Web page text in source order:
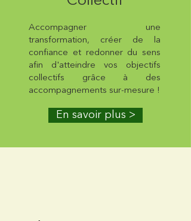
Accompagner une
transformation, créer de la
confiance et redonner du sens
afin d'atteindre vos objectifs
collectifs grâce à des
accompagnements sur-mesure !
En savoir plus >